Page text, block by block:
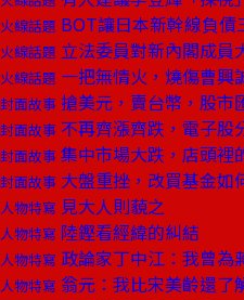
火線話題 BOT讓日本新幹線負債
火線話題 立法委員對新內閣成員
火線話題 一把無情火，燒傷曹興
封面故事 搶美元，賣台幣，股市
封面故事 不再齊漲齊跌，電子股
封面故事 集中市場大跌，店頭裡
封面故事 大盤重挫，改買基金如
人物特寫 見大人則藐之
人物特寫 陸鏗看經緯的糾結
人物特寫 政論家丁中江：我曾為
人物特寫 翁元：我比宋美齡還了